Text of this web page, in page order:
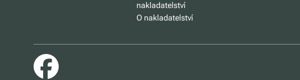
nakladatelství
O nakladatelství